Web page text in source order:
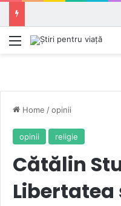
Meniu
Home /opinii
opinii religie
Cătălin
Libertatea